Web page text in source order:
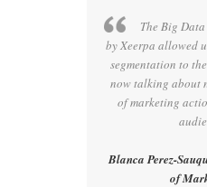
INTEGRACIONES
CASOS DE ÉXITO
The Big
by Xeerpa allowed
segmentation to
now talking about
of marketing
Blanca Perez-
of